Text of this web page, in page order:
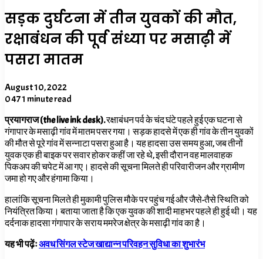
सड़क दुर्घटना में तीन युवकों की मौत,
रक्षाबंधन की पूर्व संध्या पर मसाढ़ी में
पसरा मातम
August 10, 2022
0471 minute read
प्रयागराज (the live ink desk).रक्षाबंधन पर्व के चंद घंटे पहले हुई एक घटना से
गंगापार के मसाढ़ी गांव में मातम पसर गया। सड़क हादसे में एक ही गांव के तीन युवकों
की मौत से पूरे गांव में सन्नाटा पसरा हुआ है। यह हादसा उस समय हुआ, जब तीनों
युवक एक ही बाइक पर सवार होकर कहीं जा रहे थे, इसी दौरान वह मालवाहक
पिकअप की चपेट में आ गए। हादसे की सूचना मिलते ही परिवारीजन और ग्रामीण
जमा हो गए और हंगामा किया।
हालांकि सूचना मिलते ही मुकामी पुलिस मौके पर पहुंच गई और जैसे-तैसे स्थिति को
नियंत्रित किया। बताया जाता है कि एक युवक की शादी माहभर पहले ही हुई थी। यह
दर्दनाक हादसा गंगापार के सराय ममरेज क्षेत्र के मसाढ़ी गांव का है।
यह भी पढ़ेंःअवध सिंगल स्टेज खाद्यान्न परिवहन सुविधा का शुभारंभ